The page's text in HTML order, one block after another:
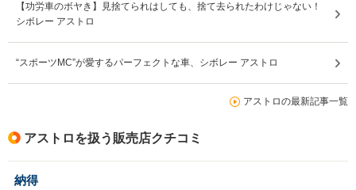
【功労車のボヤき】見捨てられはしても、捨て去られたわけじゃない！
シボレー アストロ
“スポーツMC”が愛するパーフェクトな車、シボレー アストロ
アストロの最新記事一覧
アストロを扱う販売店クチコミ
納得